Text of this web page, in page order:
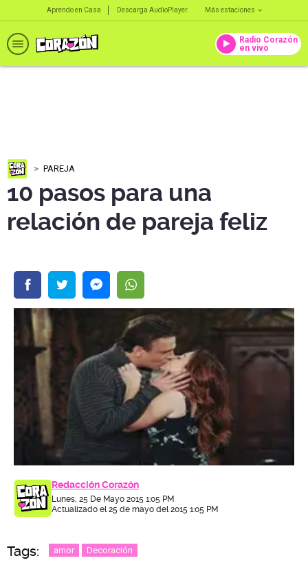
Aprendo en Casa Descarga AudioPlayer Más estaciones
Radio Corazón
en vivo
PAREJA
10 pasos para una
relación de pareja feliz
Redacción Corazón
Lunes, 25 De Mayo 2015 1:05 PM
Actualizado el 25 de mayo del 2015 1:05 PM
Tags: amor Decoración